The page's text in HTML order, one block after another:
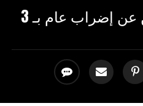
إتحاد الشغل قد يعلن عن إضراب عام بـ 3